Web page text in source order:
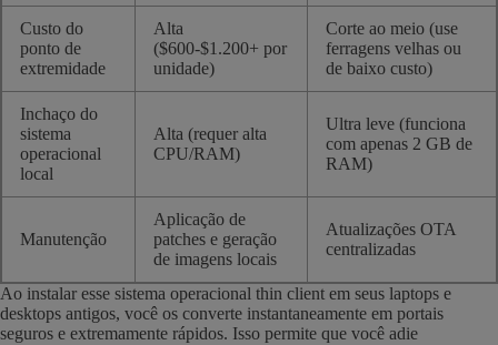
Custo do
ponto de
extremidade
Alta
($600-$1.200+ por
unidade)
Corte ao meio (use
ferragens velhas ou
de baixo custo)
Inchaço do
sistema
operacional
local
Alta (requer alta
CPU/RAM)
Ultra leve (funciona
com apenas 2 GB de
RAM)
Manutenção
Aplicação de
patches e geração
de imagens locais
Atualizações OTA
centralizadas
Ao instalar esse sistema operacional thin client em seus laptops e
desktops antigos, você os converte instantaneamente em portais
seguros e extremamente rápidos. Isso permite que você adie